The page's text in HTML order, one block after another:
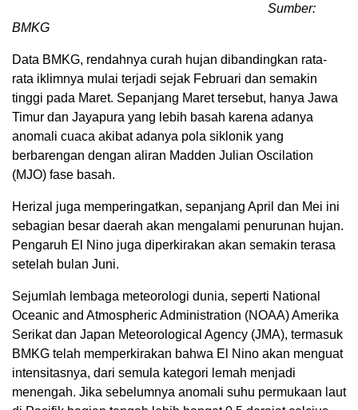
Sumber:
BMKG
Data BMKG, rendahnya curah hujan dibandingkan rata-
rata iklimnya mulai terjadi sejak Februari dan semakin
tinggi pada Maret. Sepanjang Maret tersebut, hanya Jawa
Timur dan Jayapura yang lebih basah karena adanya
anomali cuaca akibat adanya pola siklonik yang
berbarengan dengan aliran Madden Julian Oscilation
(MJO) fase basah.
Herizal juga memperingatkan, sepanjang April dan Mei ini
sebagian besar daerah akan mengalami penurunan hujan.
Pengaruh El Nino juga diperkirakan akan semakin terasa
setelah bulan Juni.
Sejumlah lembaga meteorologi dunia, seperti National
Oceanic and Atmospheric Administration (NOAA) Amerika
Serikat dan Japan Meteorological Agency (JMA), termasuk
BMKG telah memperkirakan bahwa El Nino akan menguat
intensitasnya, dari semula kategori lemah menjadi
menengah. Jika sebelumnya anomali suhu permukaan laut